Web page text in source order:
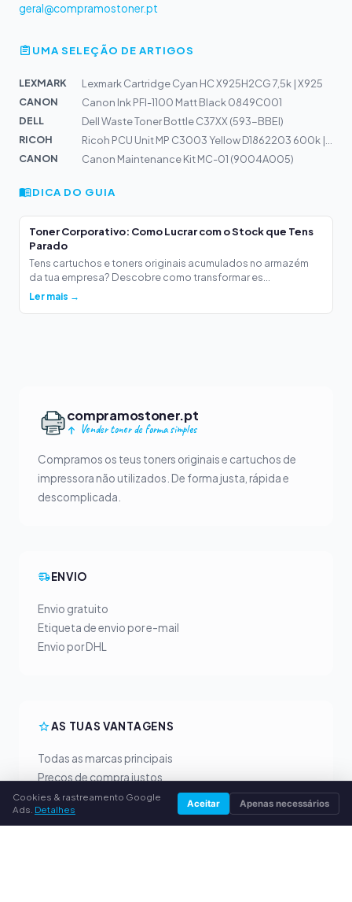
geral@compramostoner.pt
UMA SELEÇÃO DE ARTIGOS
LEXMARK
Lexmark Cartridge Cyan HC X925H2CG 7,5k | X925
CANON
Canon Ink PFI-1100 Matt Black 0849C001
DELL
Dell Waste Toner Bottle C37XX (593-BBEI)
RICOH
CANON
Canon Maintenance Kit MC-01 (9004A005)
DICA DO GUIA
Toner Corporativo: Como Lucrar com o Stock que Tens
Parado
Tens cartuchos e toners originais acumulados no armazém
da tua empresa? Descobre como transformar es...
Ler mais →
compramostoner.pt
Vender toner de forma simples
Compramos os teus toners originais e cartuchos de
impressora não utilizados. De forma justa, rápida e
descomplicada.
ENVIO
Envio gratuito
Etiqueta de envio por e-mail
Envio por DHL
AS TUAS VANTAGENS
Todas as marcas principais
Preços de compra justos
Pagamento antecipado por PayPal
Aconselhamento personalizado
Cookies & rastreamento Google
Ads. Detalhes Aceitar Apenas necessários